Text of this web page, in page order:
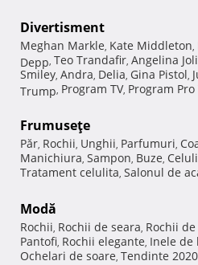
Divertisment
Meghan Markle, Kate Middleton,
Depp, Teo Trandafir, Angelina
Smiley, Andra, Delia, Gina Pistol,
Trump, Program TV, Program Pro
Frumuseţe
Păr, Rochii, Unghii, Parfumuri,
Manichiura, Sampon, Buze,
Tratament celulita, Salonul de
Modă
Rochii, Rochii de seara, Rochii
Pantofi, Rochii elegante, Inele de
Ochelari de soare, Tendinte 2020